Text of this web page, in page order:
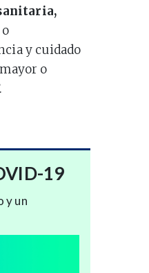
y cuidado
o
19
y un